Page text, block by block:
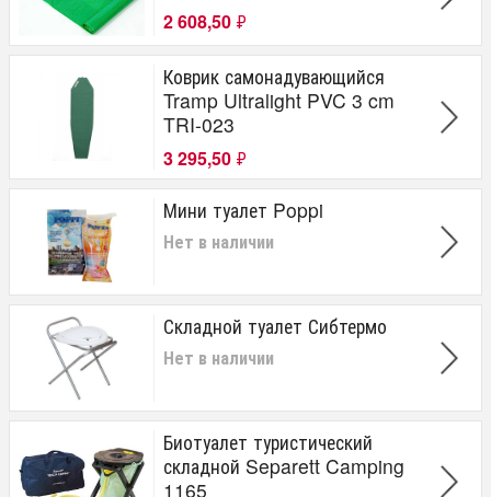
Totem
Separett
Сибтермо
Сербия
2 608,50 ₽
Коврик самонадувающийся
Tramp Ultralight PVC 3 cm
TRI-023
3 295,50 ₽
Мини туалет Poppi
Нет в наличии
Складной туалет Сибтермо
Нет в наличии
Биотуалет туристический
складной Separett Camping
1165